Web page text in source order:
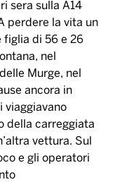
sera sulla A14
perdere la vita un
figlia di 56 e 26
nel
Murge, nel
ancora in
viaggiavano
della carreggiata
vettura. Sul
e gli operatori